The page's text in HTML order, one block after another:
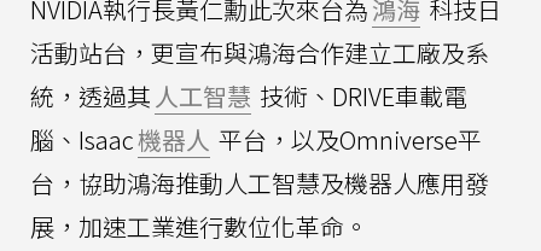
NVIDIA執行長黃仁勳此次來台為鴻海 科技日
活動站台，更宣布與鴻海合作建立工廠及系
統，透過其 人工智慧 技術、DRIVE車載電
腦、Isaac機器人 平台，以及Omniverse平
台，協助鴻海推動人工智慧及機器人應用發
展，加速工業進行數位化革命。